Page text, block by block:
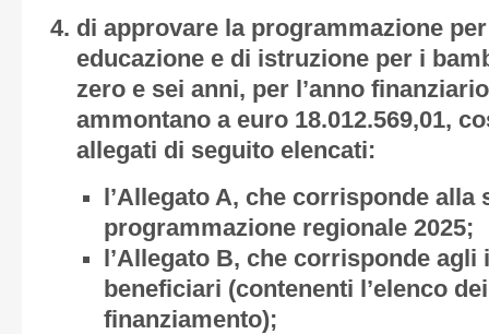
di approvare la programmazione
educazione e di istruzione per i
zero e sei anni, per l’anno
ammontano a euro 18.012.569,01,
allegati di seguito elencati:
l’Allegato A, che corrisponde alla
programmazione regionale 2025;
l’Allegato B, che corrisponde agli
beneficiari (contenenti l’elenco
finanziamento);